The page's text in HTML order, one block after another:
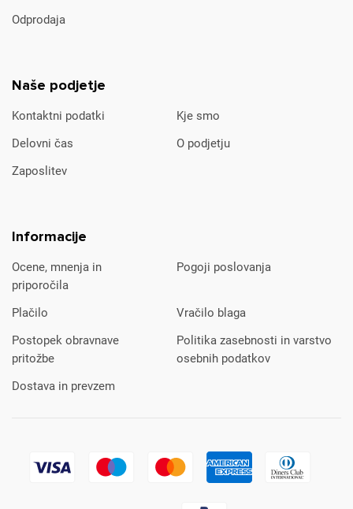
Odprodaja
Naše podjetje
Kontaktni podatki
Kje smo
Delovni čas
O podjetju
Zaposlitev
Informacije
Ocene, mnenja in
priporočila
Pogoji poslovanja
Plačilo
Vračilo blaga
Postopek obravnave
pritožbe
Politika zasebnosti in varstvo
osebnih podatkov
Dostava in prevzem